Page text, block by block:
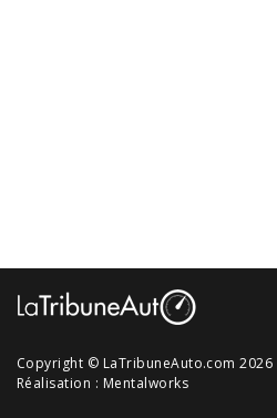
Copyright © LaTribuneAuto.com 2026
Réalisation : Mentalworks